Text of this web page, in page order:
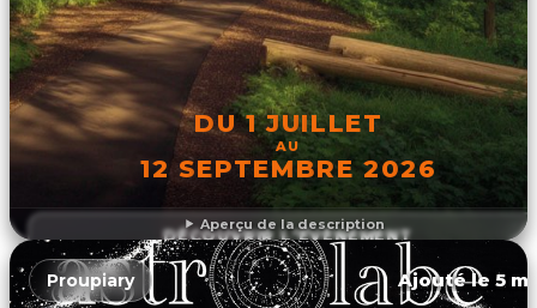
Aperçu de la description
DU 1 JUILLET
AU
12 SEPTEMBRE 2026
DÉCOUVRIR L'ÉVÉNEMENT
Proupiary Ajouté le 5